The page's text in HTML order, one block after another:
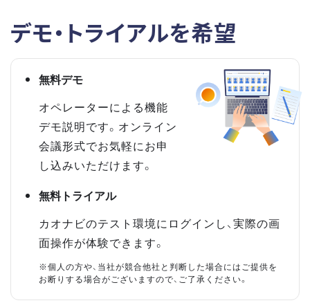
デモ・トライアルを希望
無料デモ
オペレーターによる機能
デモ説明です。オンライン
会議形式でお気軽にお申
し込みいただけます。
無料トライアル
カオナビのテスト環境にログインし、実際の画
面操作が体験できます。
※個人の方や、当社が競合他社と判断した場合にはご提供を
お断りする場合がございますので、ご了承ください。